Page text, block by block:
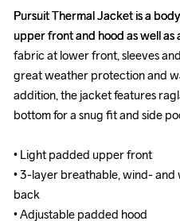
Pursuit Thermal Jacket is a
upper front and hood as well
fabric at lower front, sleeves
great weather protection and
addition, the jacket features
bottom for a snug fit and side
• Light padded upper front
• 3-layer breathable, wind-
back
• Adjustable padded hood
Pursuit Thermal Jacket is a
upper front and hood as well
fabric at lower front, sleeves
great weather protection and
addition, the jacket features
bottom for a snug fit and side
• Light padded upper front
• 3-layer breathable, wind-
back
• Adjustable padded hood